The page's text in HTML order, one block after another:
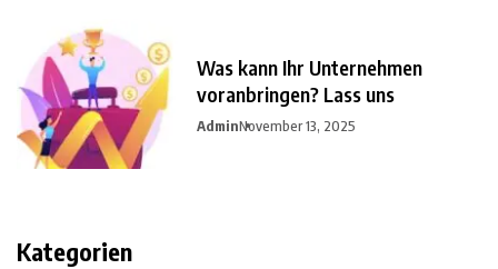
Was kann Ihr Unternehmen
voranbringen? Lass uns
AdminNovember 13, 2025
Kategorien